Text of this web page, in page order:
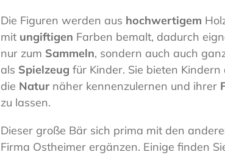
hinzugefügt
Die Figuren werden aus hochwertigem
mit ungiftigen Farben bemalt, dadurch
nur zum Sammeln, sondern auch auch
als Spielzeug für Kinder. Sie bieten Kindern
die Natur näher kennenzulernen und ihrer
zu lassen.
Dieser große Bär sich prima mit den
Firma Ostheimer ergänzen. Einige finden